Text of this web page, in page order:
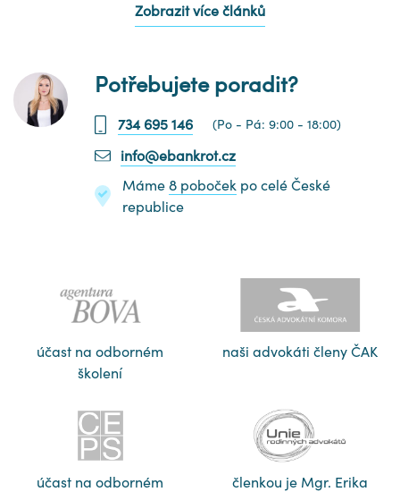
Zobrazit více článků
Potřebujete poradit?
734 695 146 (Po - Pá: 9:00 - 18:00)
info@ebankrot.cz
Máme8 poboček po celé České
republice
účast na odborném
školení
naši advokáti členy ČAK
účast na odborném
členkou je Mgr. Erika